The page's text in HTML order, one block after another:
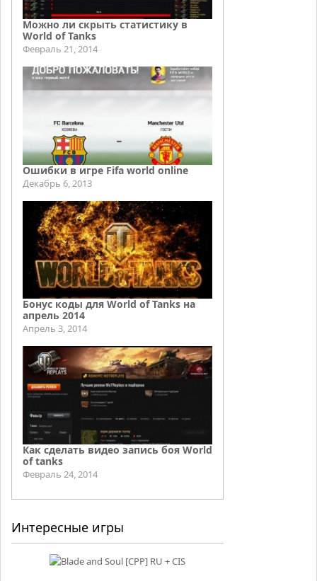
Можно ли скрыть статистику в
World of Tanks
Февраль 21, 2014
Ошибки в игре Fifa world online
Декабрь 6, 2013
Бонус коды для World of Tanks на
апрель 2014
Апрель 3, 2014
Как сделать видео запись боя World
of tanks
Февраль 24, 2014
Интересные игры